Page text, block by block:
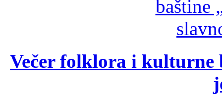
Večer folklora i kulturne